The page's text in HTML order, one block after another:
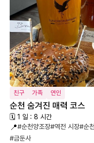
친구 가족 연인
순천 숨겨진 매력 코스
🗓 1 일 : 8 시간
📍#순천양조장#역전 시장#순
#금둔사